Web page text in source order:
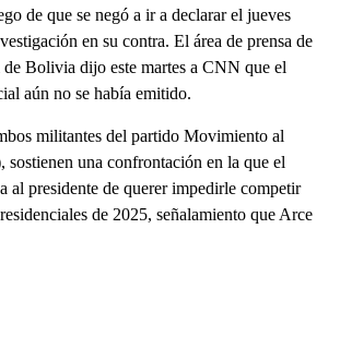
de que se negó a ir a declarar el jueves
en su contra. El área de prensa de
Bolivia dijo este martes a CNN que el
aún no se había emitido.
militantes del partido Movimiento al
una confrontación en la que el
al presidente de querer impedirle competir
de 2025, señalamiento que Arce